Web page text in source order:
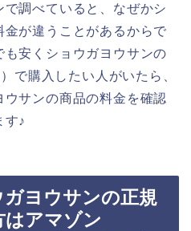
調べていると、なぜかシ
金が違うことがあるからで
安くショウガヨウサンの
で購入したい人がいたら、
サンの商品の料金を確認
す♪
ガヨウサンの正規
はアマゾン